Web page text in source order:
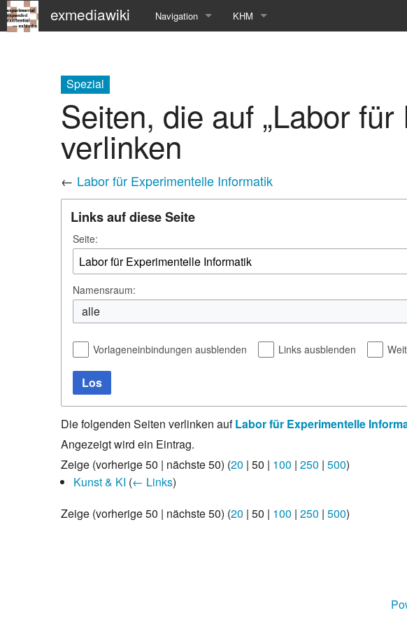
exmediawiki Navigation
Editierhilfe
KHM
exMedia Blog
Spezial
Seiten, die auf „Labor
verlinken
← Labor für Experimentelle Informatik
Links auf diese Seite
Seite:
Namensraum:
alle
Vorlageneinbindungen ausblenden Links ausblenden
Los
Die folgenden Seiten verlinken aufLabor für Experimentelle
Angezeigt wird ein Eintrag.
Zeige (vorherige 50 | nächste 50) (20 | 50 | 100 | 250 | 500)
Kunst & KI (← Links)
Zeige (vorherige 50 | nächste 50) (20 | 50 | 100 | 250 | 500)